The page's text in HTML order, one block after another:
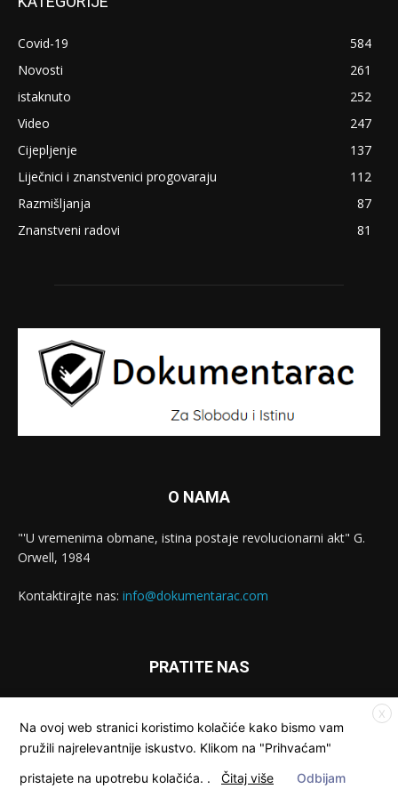
Covid-19
584
Novosti
261
istaknuto
252
Video
247
Cijepljenje
137
Liječnici i znanstvenici progovaraju
112
Razmišljanja
87
Znanstveni radovi
81
O NAMA
"'U vremenima obmane, istina postaje revolucionarni akt" G.
Orwell, 1984
Kontaktirajte nas: info@dokumentarac.com
PRATITE NAS
X
Na ovoj web stranici koristimo kolačiće kako bismo vam
pružili najrelevantnije iskustvo. Klikom na "Prihvaćam"
pristajete na upotrebu kolačića. . Čitaj više Odbijam